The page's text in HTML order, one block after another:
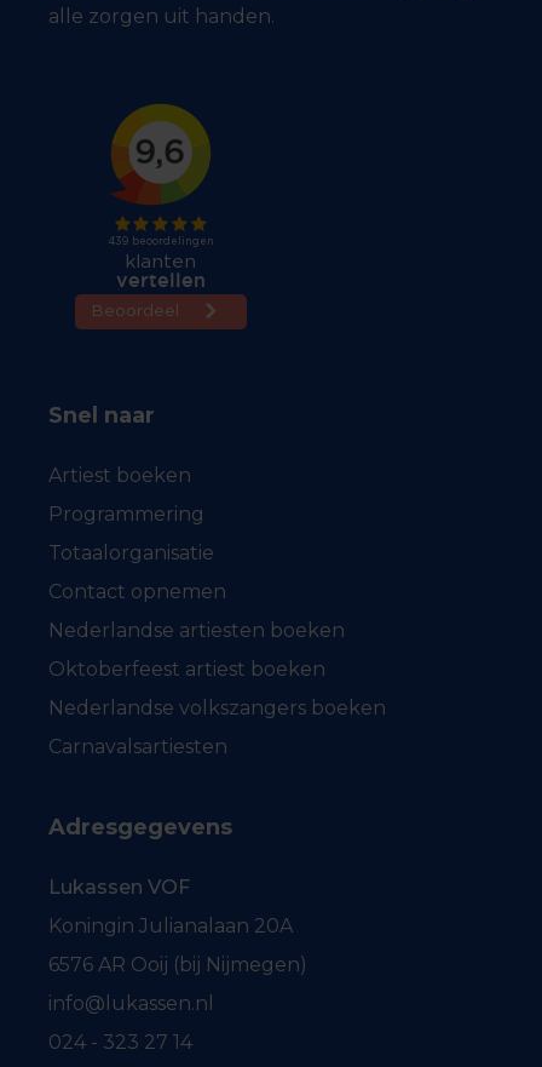
alle zorgen uit handen.
Snel naar
Artiest boeken
Programmering
Totaalorganisatie
Contact opnemen
Nederlandse artiesten boeken
Oktoberfeest artiest boeken
Nederlandse volkszangers boeken
Carnavalsartiesten
Adresgegevens
Lukassen VOF
Koningin Julianalaan 20A
6576 AR Ooij (bij Nijmegen)
info@lukassen.nl
024 - 323 27 14